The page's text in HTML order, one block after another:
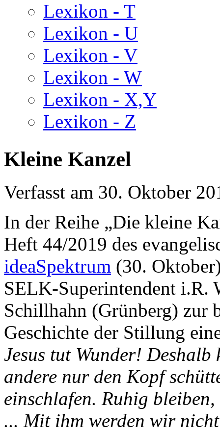
Lexikon - T
Lexikon - U
Lexikon - V
Lexikon - W
Lexikon - X,Y
Lexikon - Z
Kleine Kanzel
Verfasst am 30. Oktober
In der Reihe „Die kleine
Heft 44/2019 des
ideaSpektrum (30.
SELK-Superintendent i.R.
Schillhahn (Grünberg) zur
Geschichte der Stillung
Jesus tut Wunder!
andere nur den Kopf
einschlafen. Ruhig
... Mit ihm werden wir